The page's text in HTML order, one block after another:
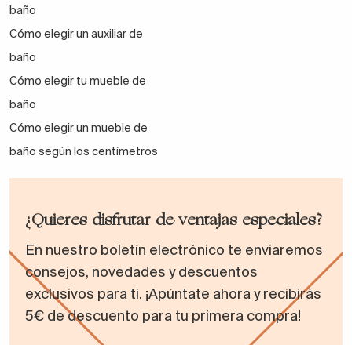
baño
Cómo elegir un auxiliar de
baño
Cómo elegir tu mueble de
baño
Cómo elegir un mueble de
baño según los centímetros
¿Quieres disfrutar de ventajas especiales?
En nuestro boletín electrónico te enviaremos
consejos, novedades y descuentos
exclusivos para ti. ¡Apúntate ahora y recibirás
5€ de descuento para tu primera compra!